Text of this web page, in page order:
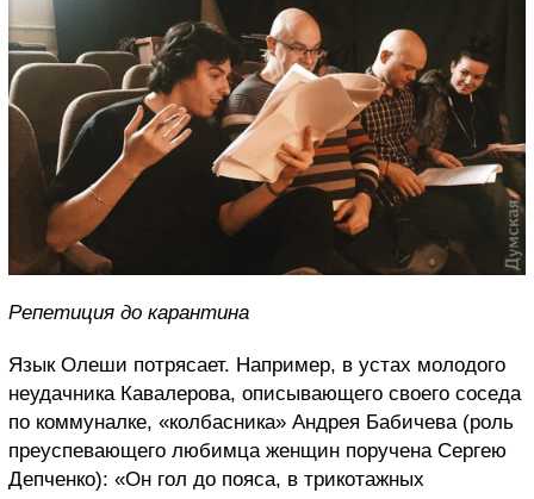
Репетиция до карантина
Язык Олеши потрясает. Например, в устах молодого
неудачника Кавалерова, описывающего своего соседа
по коммуналке, «колбасника» Андрея Бабичева (роль
преуспевающего любимца женщин поручена Сергею
Депченко): «Он гол до пояса, в трикотажных